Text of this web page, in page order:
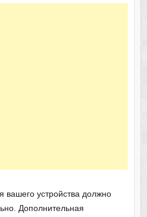
вашего устройства должно
Дополнительная